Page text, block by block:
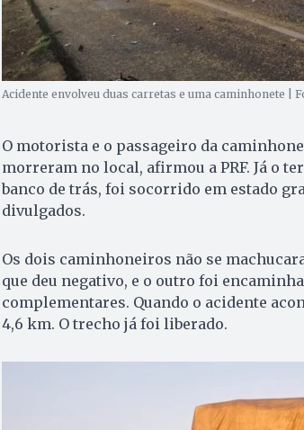
Acidente envolveu duas carretas e uma caminhonete |
O motorista e o passageiro da
morreram no local, afirmou a PRF. Já o
banco de trás, foi socorrido em estado
divulgados.
Os dois caminhoneiros não se
que deu negativo, e o outro foi
complementares. Quando o acidente
4,6 km. O trecho já foi liberado.